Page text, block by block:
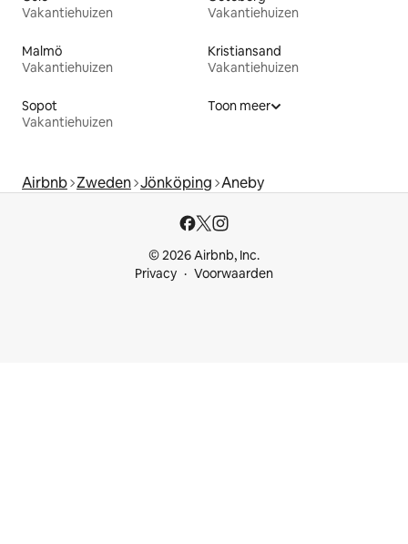
Vakantiehuizen
Vakantiehuizen
Malmö
Vakantiehuizen
Kristiansand
Vakantiehuizen
Sopot
Vakantiehuizen
Toon meer
Airbnb Zweden Jönköping Aneby
© 2026 Airbnb, Inc.
Privacy
Voorwaarden